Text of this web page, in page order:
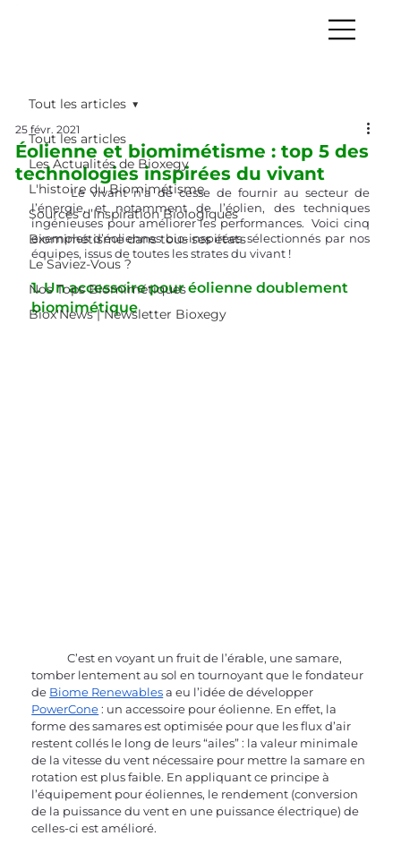
Tout les articles
Les Actualités de Bioxegy
L'histoire du Biomimétisme
Sources d’Inspiration Biologiques
Biomimétisme dans tous ses états
Le Saviez-Vous ?
Nos Tops Biomimétiques
Biox'News | Newsletter Bioxegy
Tout les articles
Éolienne et biomimétisme : top 5 des
technologies inspirées du vivant
25 févr. 2021
	Le vivant n’a de cesse de fournir au secteur de
l’énergie, et notamment de l’éolien, des techniques
ingénieuses pour améliorer les performances.  Voici cinq
exemples d’éoliennes bio-inspirées sélectionnés par nos
équipes, issus de toutes les strates du vivant !
1. Un accessoire pour éolienne doublement
biomimétique
	C’est en voyant un fruit de l’érable, une samare,
tomber lentement au sol en tournoyant que le fondateur
de Biome Renewables a eu l’idée de développer
PowerCone : un accessoire pour éolienne. En effet, la
forme des samares est optimisée pour que les flux d’air
restent collés le long de leurs “ailes” : la valeur minimale
de la vitesse du vent nécessaire pour mettre la samare en
rotation est plus faible. En appliquant ce principe à
l’équipement pour éoliennes, le rendement (conversion
de la puissance du vent en une puissance électrique) de
celles-ci est amélioré.